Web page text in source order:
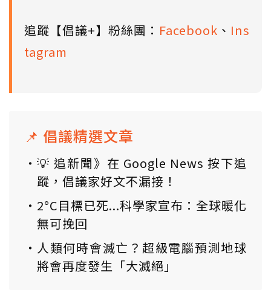
追蹤【倡議+】粉絲團： Facebook 、 Ins
tagram
📌 倡議精選文章
💡 追新聞》在 Google News 按下追
蹤，倡議家好文不漏接！
2°C目標已死...科學家宣布：全球暖化
無可挽回
人類何時會滅亡？超級電腦預測地球
將會再度發生「大滅絕」